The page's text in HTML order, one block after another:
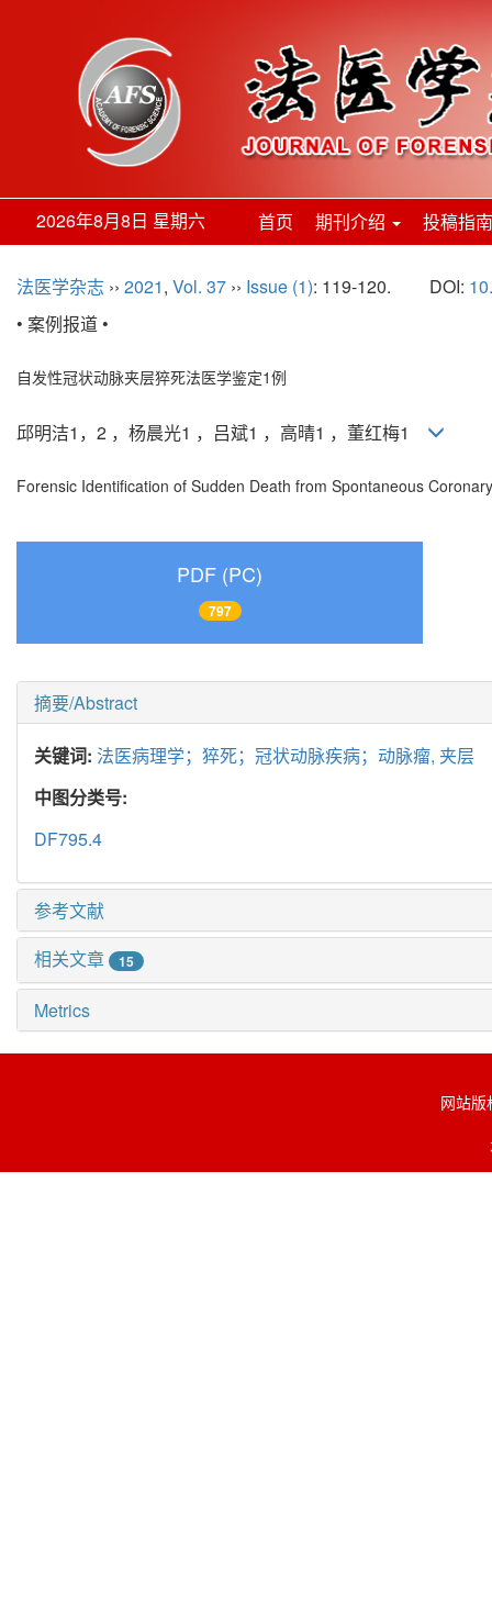
2026年8月8日 星期六 首页 期刊介绍 投稿指
法医学杂志 ›› 2021, Vol. 37 ›› Issue (1): 119-120. DOI:
• 案例报道 •
自发性冠状动脉夹层猝死法医学鉴定1例
邱明洁1，2 ，杨晨光1 ，吕斌1 ，高晴1 ，董红梅1
Forensic Identification of Sudden Death from Spontaneous
PDF (PC)
797
摘要/Abstract
关键词: 法医病理学；猝死；冠状动脉疾病；动脉瘤, 夹层
中图分类号:
DF795.4
参考文献
相关文章
15
Metrics
网站